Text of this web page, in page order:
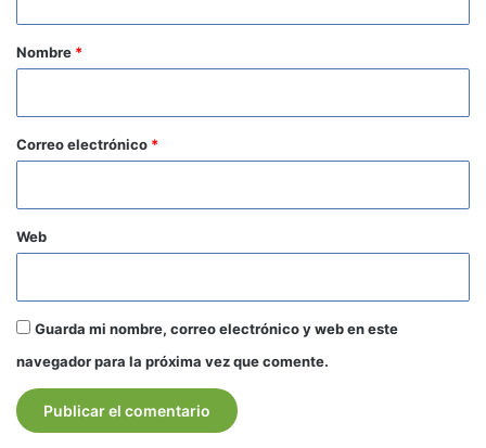
r
*
Nombre *
Correo electrónico *
Web
Guarda mi nombre, correo electrónico y web en este
navegador para la próxima vez que comente.